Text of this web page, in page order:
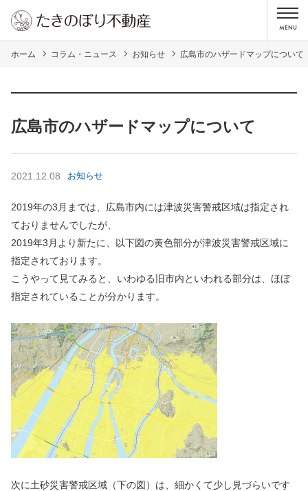
ホーム コラム・ニュース お知らせ 広島市のハザードマップについて
広島市のハザードマップについて
2021.12.08 お知らせ
2019年の3月までは、広島市内には津波災害警戒区域は指定され
ておりませんでしたが、
2019年3月より新たに、以下図の黄色部分が津波災害警戒区域に
指定されております。
こうやって見てみると、いわゆる旧市内といわれる部分は、ほぼ
指定されていることが分かります。
次に土砂災害警戒区域（下の図）は、細かくて少し見づらいです